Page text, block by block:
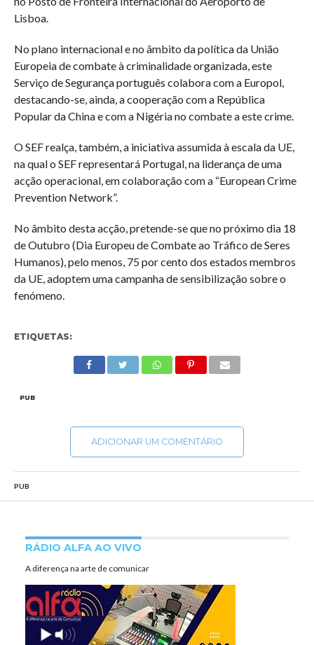
Lisboa.
No plano internacional e no âmbito da política da União
Europeia de combate à criminalidade organizada, este
Serviço de Segurança português colabora com a Europol,
destacando-se, ainda, a cooperação com a República
Popular da China e com a Nigéria no combate a este crime.
O SEF realça, também, a iniciativa assumida à escala da UE,
na qual o SEF representará Portugal, na liderança de uma
acção operacional, em colaboração com a “European Crime
Prevention Network”.
No âmbito desta acção, pretende-se que no próximo dia 18
de Outubro (Dia Europeu de Combate ao Tráfico de Seres
Humanos), pelo menos, 75 por cento dos estados membros
da UE, adoptem uma campanha de sensibilização sobre o
fenómeno.
ETIQUETAS:
PUB
ADICIONAR UM COMENTÁRIO
PUB
RÁDIO ALFA AO VIVO
A diferença na arte de comunicar